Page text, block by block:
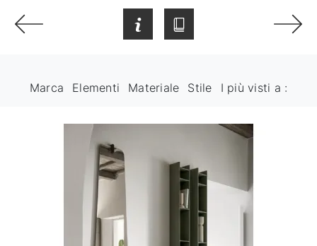
Marca Elementi Materiale Stile I più visti a :